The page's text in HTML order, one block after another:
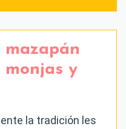
mazapán
y
la tradición les